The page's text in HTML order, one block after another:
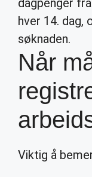
dagpenger fra
hver 14. dag,
søknaden.
Når
Viktig å